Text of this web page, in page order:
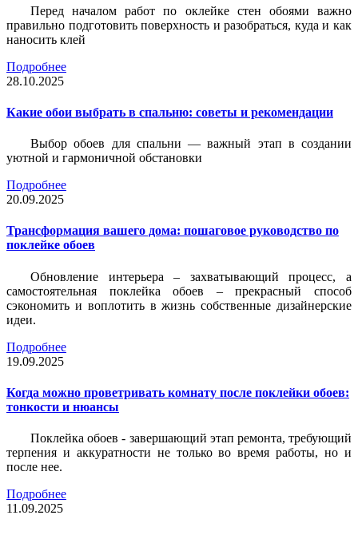
Перед началом работ по оклейке стен обоями важно
правильно подготовить поверхность и разобраться, куда и как
наносить клей
Подробнее
28.10.2025
Какие обои выбрать в спальню: советы и рекомендации
Выбор обоев для спальни — важный этап в создании
уютной и гармоничной обстановки
Подробнее
20.09.2025
Трансформация вашего дома: пошаговое руководство по
поклейке обоев
Обновление интерьера – захватывающий процесс, а
самостоятельная поклейка обоев – прекрасный способ
сэкономить и воплотить в жизнь собственные дизайнерские
идеи.
Подробнее
19.09.2025
Когда можно проветривать комнату после поклейки обоев:
тонкости и нюансы
Поклейка обоев - завершающий этап ремонта, требующий
терпения и аккуратности не только во время работы, но и
после нее.
Подробнее
11.09.2025